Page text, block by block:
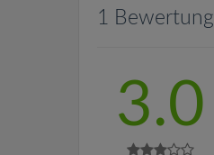
1 Bewertung
3.0